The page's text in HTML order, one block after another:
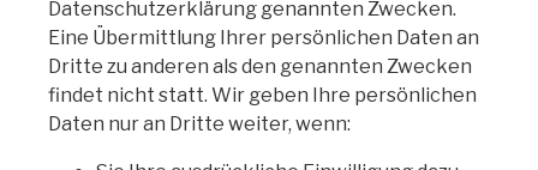
Datenschutzerklärung genannten Zwecken.
Eine Übermittlung Ihrer persönlichen Daten an
Dritte zu anderen als den genannten Zwecken
findet nicht statt. Wir geben Ihre persönlichen
Daten nur an Dritte weiter, wenn: